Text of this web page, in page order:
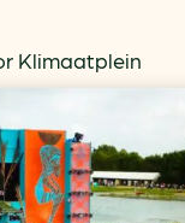
Klimaatplein